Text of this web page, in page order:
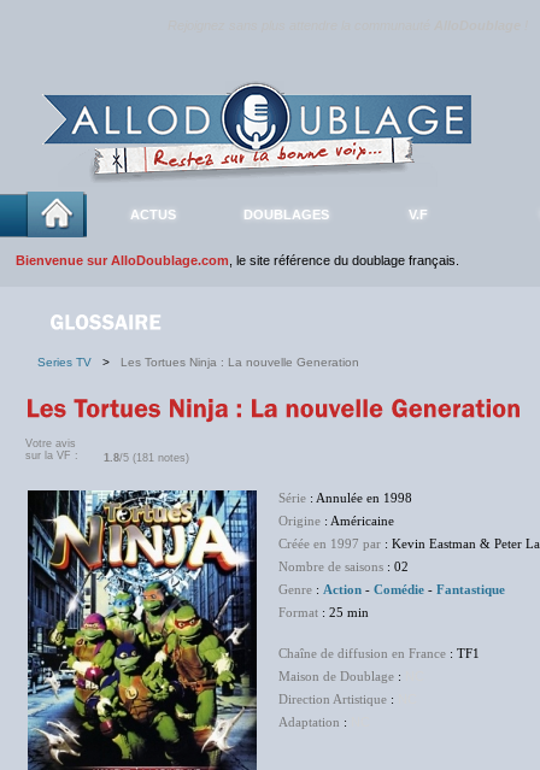
ACTUS DOUBLAGES V.F
Bienvenue sur AlloDoublage.com , le site référence du doublage français.
Series TV > Les Tortues Ninja : La nouvelle Generation
Votre avis
sur la VF :
1.8/5 (181 notes)
Série : Annulée en 1998
Origine : Américaine
Créée en 1997 par : Kevin Eastman & Peter
Nombre de saisons : 02
Genre : Action - Comédie - Fantastique
Format : 25 min
Chaîne de diffusion en France : TF1
Maison de Doublage :
Direction Artistique :
Adaptation :